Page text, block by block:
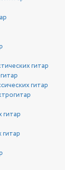
гитар
гитар
гитар
гитар